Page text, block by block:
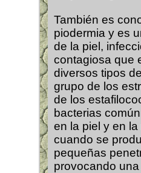
También es
piodermia y es
de la piel,
contagiosa que
diversos tipos
grupo de los
de los
bacterias
en la piel y en la
cuando se
pequeñas
provocando